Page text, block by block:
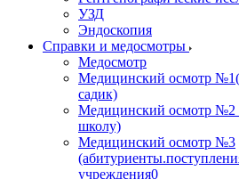
УЗД
Эндоскопия
Справки и медосмотры
Медосмотр
Медицинский осмотр
садик)
Медицинский осмотр №2
школу)
Медицинский осмотр №3
учреждения0